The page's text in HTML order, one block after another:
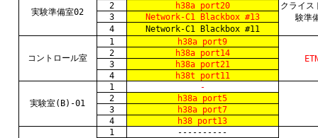
実験準備室02
クライ
験準
2
h38a port20
3
Network-C1 Blackbox #13
4
Network-C1 Blackbox #11
コントロール室
1
h38a port9
2
h38a port14
3
h38a port21
4
h38t port11
実験室(B)-01
1
-
2
h38a port5
3
h38a port7
4
h38 port13
1
----------